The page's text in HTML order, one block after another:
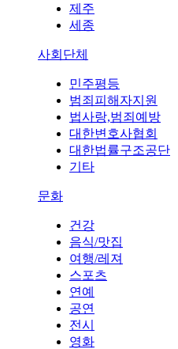
제주
세종
사회단체
민주평등
범죄피해자지원
법사랑,범죄예방
대한변호사협회
대한법률구조공단
기타
문화
건강
음식/맛집
여행/레져
스포츠
연예
공연
전시
영화